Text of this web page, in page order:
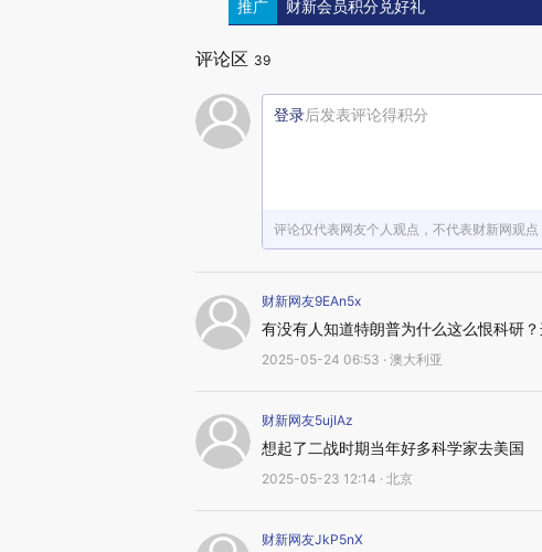
推广 财新会员积分兑好礼
评论区 39
登录后发表评论得积分
评论仅代表网友个人观点，不代表财新网观点
财新网友9EAn5x
有没有人知道特朗普为什么这么恨科研
2025-05-24 06:53 · 澳大利亚
财新网友5ujIAz
想起了二战时期当年好多科学家去美国
2025-05-23 12:14 · 北京
财新网友JkP5nX